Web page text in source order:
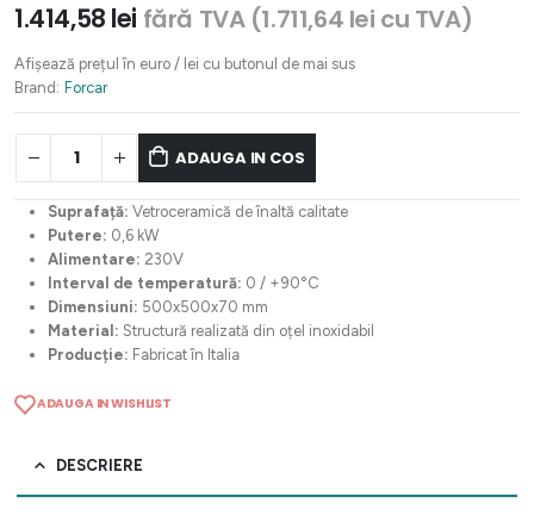
1.414,58 lei fără TVA (1.711,64 lei cu TVA)
Afișează prețul în euro / lei cu butonul de mai sus
Brand: Forcar
ADAUGA IN COS
Suprafață: Vetroceramică de înaltă calitate
Putere: 0,6 kW
Alimentare: 230V
Interval de temperatură: 0 / +90°C
Dimensiuni: 500x500x70 mm
Material: Structură realizată din oțel inoxidabil
Producție: Fabricat în Italia
ADAUGA IN WISHLIST
DESCRIERE